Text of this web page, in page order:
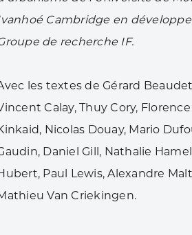
Cambridge en
de recherche IF.
les textes de Gérard
Calay, Thuy Cory,
Nicolas Douay, Mario
Daniel Gill, Nathalie
Paul Lewis, Alexandre
Van Criekingen.